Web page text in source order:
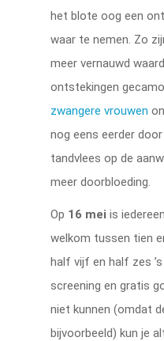
het blote oog een
waar te nemen. Zo
meer vernauwd
ontstekingen
zwangere vrouwen
nog eens eerder
tandvlees op de
meer doorbloeding.
Op 16 mei is
welkom tussen tien
half vijf en half zes
screening en gratis
niet kunnen (omdat
bijvoorbeeld) kun je